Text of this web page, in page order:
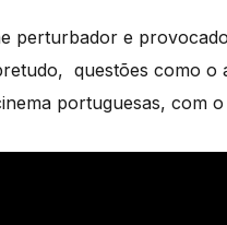
perturbador e
questões como o
portuguesas, com